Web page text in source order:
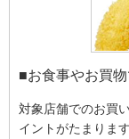
■お食事やお買
対象店舗でのお買
イントがたまります